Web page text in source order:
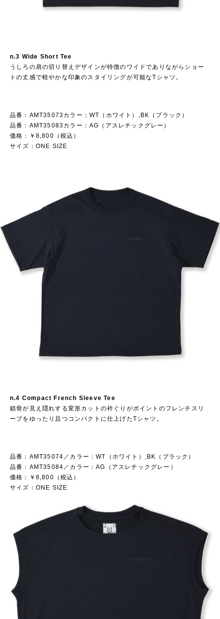
n.3 Wide Short Tee
うしろの肩の切り替えデザインが特徴のワイドでありながらショー
トの丈感で軽やかな印象のスタイリングが可能なTシャツ。
品番：AMT35073カラー：WT（ホワイト）,BK（ブラック）
品番：AMT35083カラー：AG（アスレチックグレー）
価格：￥8,800（税込）
サイズ：ONE SIZE
n.4 Compact French Sleeve Tee
鎖骨が見え隠れする変形カットの衿ぐりがポイントのフレンチスリ
ーブをゆったり且つコンパクトに仕上げたTシャツ。
品番：AMT35074／カラー：WT（ホワイト）,BK（ブラック）
品番：AMT35084／カラー：AG（アスレチックグレー）
価格：￥8,800（税込）
サイズ：ONE SIZE